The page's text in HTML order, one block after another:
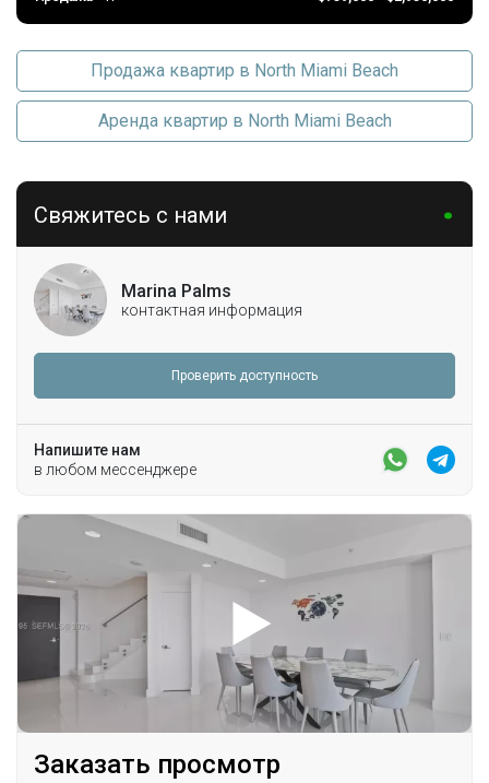
Продажа квартир в North Miami Beach
Аренда квартир в North Miami Beach
Свяжитесь с нами
Marina Palms
контактная информация
Проверить доступность
Напишите нам
в любом мессенджере
Заказать просмотр